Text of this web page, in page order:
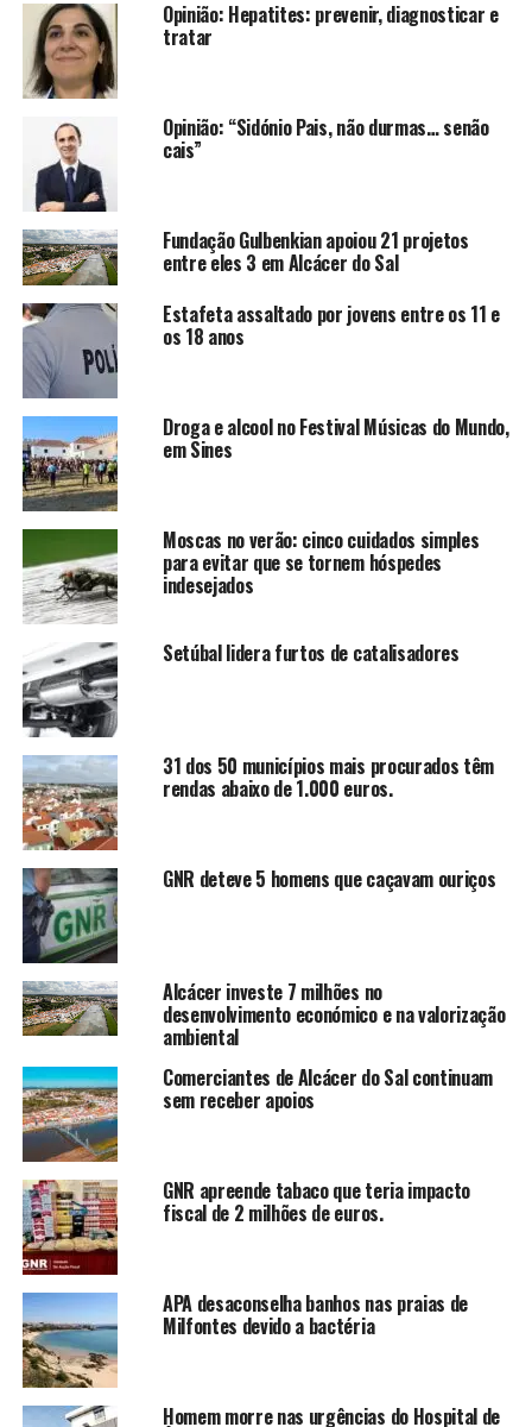
Opinião: Hepatites: prevenir, diagnosticar e
tratar
Opinião: “Sidónio Pais, não durmas… senão
cais”
Fundação Gulbenkian apoiou 21 projetos
entre eles 3 em Alcácer do Sal
Estafeta assaltado por jovens entre os 11 e
os 18 anos
Droga e alcool no Festival Músicas do Mundo,
em Sines
Moscas no verão: cinco cuidados simples
para evitar que se tornem hóspedes
indesejados
Setúbal lidera furtos de catalisadores
31 dos 50 municípios mais procurados têm
rendas abaixo de 1.000 euros.
GNR deteve 5 homens que caçavam ouriços
Alcácer investe 7 milhões no
desenvolvimento económico e na valorização
ambiental
Comerciantes de Alcácer do Sal continuam
sem receber apoios
GNR apreende tabaco que teria impacto
fiscal de 2 milhões de euros.
APA desaconselha banhos nas praias de
Milfontes devido a bactéria
Homem morre nas urgências do Hospital de